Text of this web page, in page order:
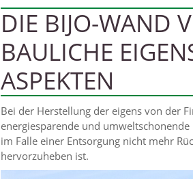
DIE BIJO-WAND
BAULICHE
ASPEKTEN
Bei der Herstellung der eigens von der
energiesparende und
im Falle einer Entsorgung nicht mehr
hervorzuheben ist.